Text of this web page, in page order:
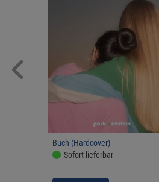
Buch (Hardcover)
Sofort lieferbar